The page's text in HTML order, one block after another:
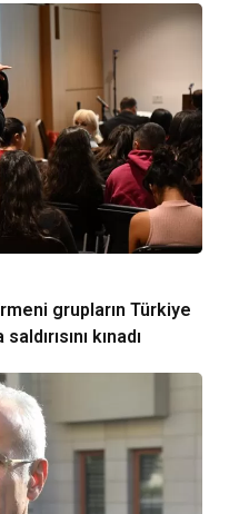
grupların Türkiye
kınadı